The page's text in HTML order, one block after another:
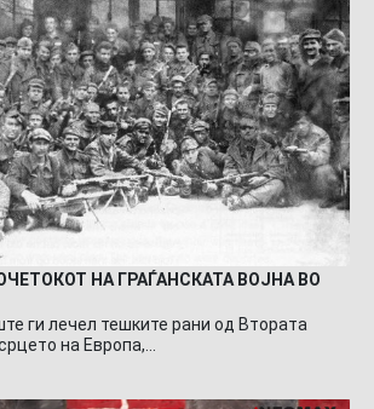
НА ГРАЃАНСКАТА ВОЈНА ВО
ги лечел тешките рани од Втората
на Европа,…